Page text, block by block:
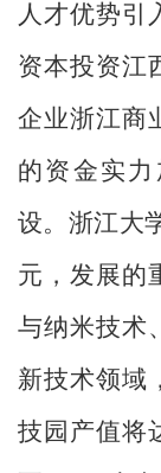
人才优势引
资本投资江
企业浙江商
的资金实
设。浙江大
元，发展的
与纳米技术
新技术领域
技园产值将